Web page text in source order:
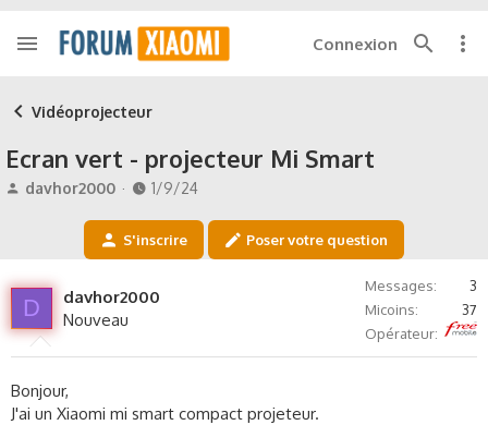
Connexion
Vidéoprojecteur
Ecran vert - projecteur Mi Smart
A
r
d
e
l
d
i
davhor2000
D
e
e
b
1/9/24
S'inscrire Poser votre question
D
davhor2000
Nouveau
Messages
3
Micoins
37
Opérateur
Bonjour,
J'ai un Xiaomi mi smart compact projeteur.